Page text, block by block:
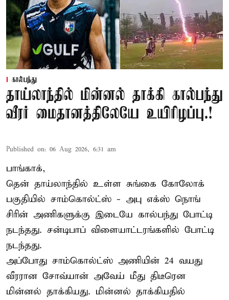
கால்பந்து
தாய்லாந்தில் மின்னல் தாக்கி கால்பந்து
வீரர் மைதானத்திலேயே உயிரிழப்பு.!
Published on: 06 Aug 2026, 6:31 am
பாங்காக்,
தென் தாய்லாந்தில் உள்ள சுங்கை கோலோக்
பகுதியில் சாம்கொல்ட்ஸ் - அபு எக்ஸ் நொங்
சிரின் அணிகளுக்கு இடையே கால்பந்து போட்டி
நடந்தது. சன்டிபாப் விளையாட்டரங்களில் போட்டி
நடந்தது.
அப்போது சாம்கொல்ட்ஸ் அணியின் 24 வயது
வீரரான சோவ்யான் அவேய் மீது திடீரென
மின்னல் தாக்கியது. மின்னல் தாக்கியதில்